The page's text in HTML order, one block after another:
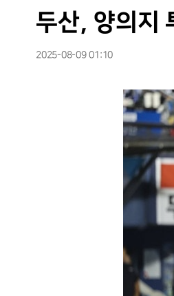
두산, 양의지
2025-08-09 01:10